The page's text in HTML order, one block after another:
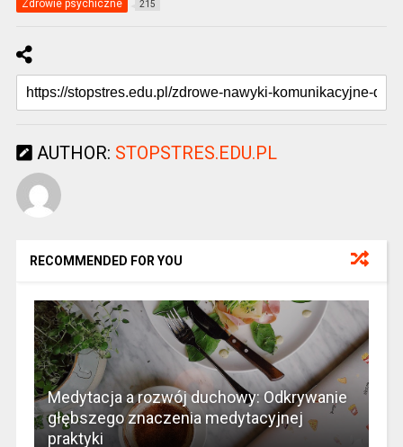
Zdrowie psychiczne 215
AUTHOR: STOPSTRES.EDU.PL
RECOMMENDED FOR YOU
Medytacja a rozwój duchowy: Odkrywanie
głębszego znaczenia medytacyjnej
praktyki